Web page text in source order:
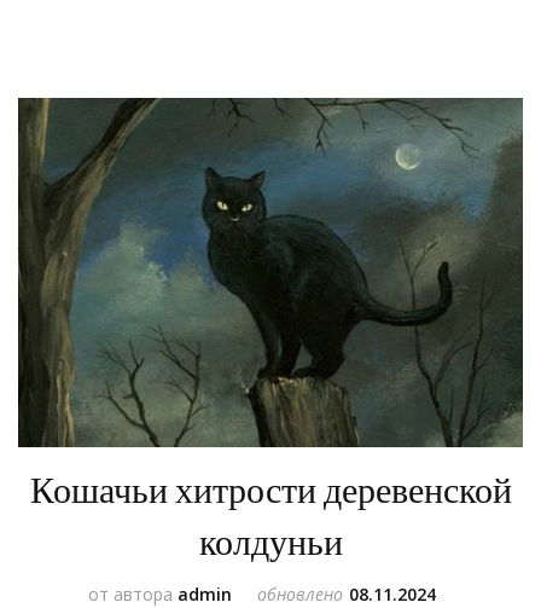
Кошачьи хитрости деревенской
колдуньи
от автора admin обновлено 08.11.2024